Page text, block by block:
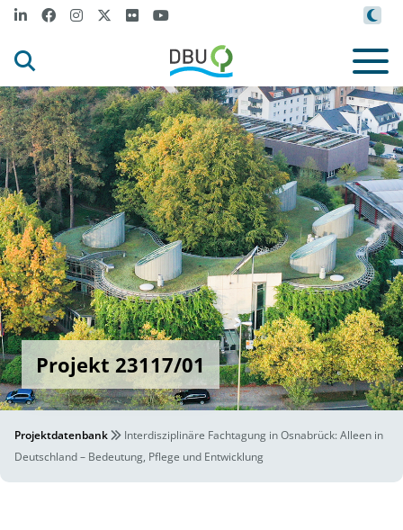
Projekt 23117/01
Projektdatenbank
Interdisziplinäre Fachtagung in Osnabrück: Alleen in
Deutschland – Bedeutung, Pflege und Entwicklung